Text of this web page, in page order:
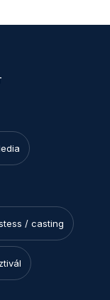
/ casting